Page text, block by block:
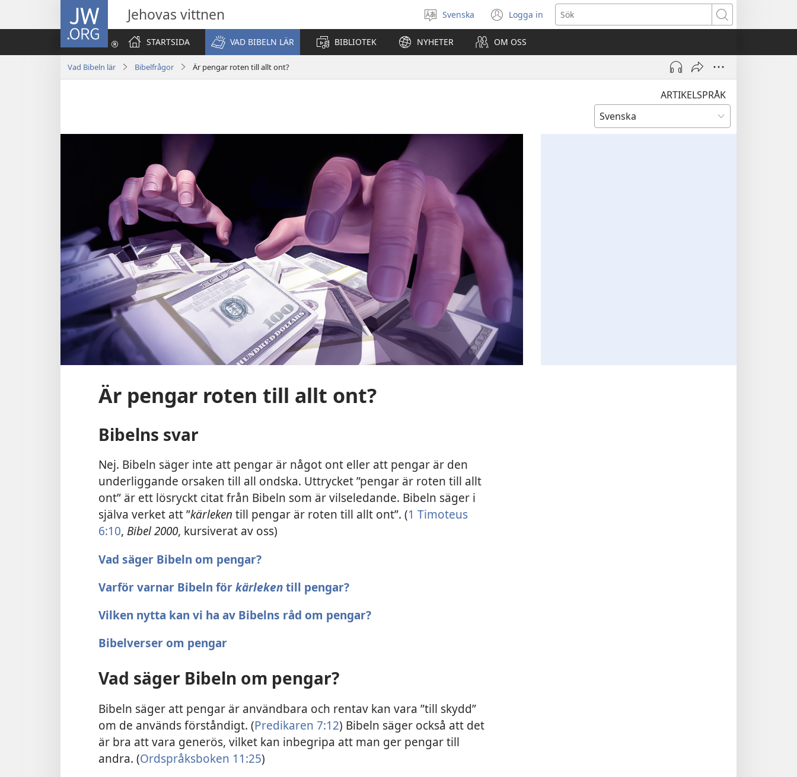
JW.ORG Jehovas vittnen
Välj
språk
Svenska Logga in
(öppnar
nytt
fönster)
Sök
STARTSIDA
VAD BIBELN LÄR BIBLIOTEK NYHETER OM OSS
Vad Bibeln lär Bibelfrågor Är pengar roten till allt ont?
ARTIKELSPRÅK
Är pengar roten till allt ont?
Bibelns svar
Nej. Bibeln säger inte att pengar är något ont eller att pengar är den
underliggande orsaken till all ondska. Uttrycket ”pengar är roten till allt
ont” är ett lösryckt citat från Bibeln som är vilseledande. Bibeln säger i
själva verket att ”kärleken till pengar är roten till allt ont”. (1 Timoteus
6:10, Bibel 2000, kursiverat av oss)
Vad säger Bibeln om pengar?
Varför varnar Bibeln förkärlekentill pengar?
Vilken nytta kan vi ha av Bibelns råd om pengar?
Bibelverser om pengar
Vad säger Bibeln om pengar?
Bibeln säger att pengar är användbara och rentav kan vara ”till skydd”
om de används förståndigt. (Predikaren 7:12) Bibeln säger också att det
är bra att vara generös, vilket kan inbegripa att man ger pengar till
andra. (Ordspråksboken 11:25)